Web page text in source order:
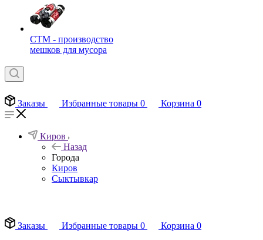
СТМ - производство
мешков для мусора
Заказы Избранные товары 0 Корзина 0
Киров
Назад
Города
Киров
Сыктывкар
Заказы
Избранные товары 0 Корзина 0